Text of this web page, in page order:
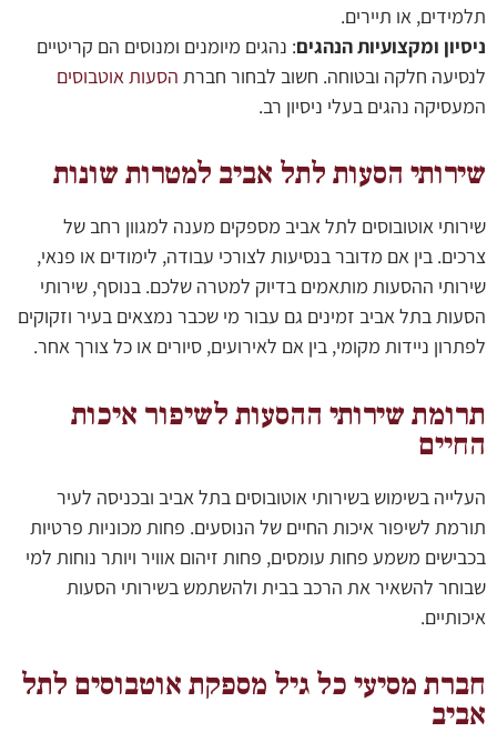
תלמידים, או תיירים.
ניסיון ומקצועיות הנהגים: נהגים מיומנים ומנוסים הם קריטיים
לנסיעה חלקה ובטוחה. חשוב לבחור חברת הסעות אוטבוסים
המעסיקה נהגים בעלי ניסיון רב.
שירותי הסעות לתל אביב למטרות שונות
שירותי אוטובוסים לתל אביב מספקים מענה למגוון רחב של
צרכים. בין אם מדובר בנסיעות לצורכי עבודה, לימודים או פנאי,
שירותי ההסעות מותאמים בדיוק למטרה שלכם. בנוסף, שירותי
הסעות בתל אביב זמינים גם עבור מי שכבר נמצאים בעיר וזקוקים
לפתרון ניידות מקומי, בין אם לאירועים, סיורים או כל צורך אחר.
תרומת שירותי ההסעות לשיפור איכות
החיים
העלייה בשימוש בשירותי אוטובוסים בתל אביב ובכניסה לעיר
תורמת לשיפור איכות החיים של הנוסעים. פחות מכוניות פרטיות
בכבישים משמע פחות עומסים, פחות זיהום אוויר ויותר נוחות למי
שבוחר להשאיר את הרכב בבית ולהשתמש בשירותי הסעות
איכותיים.
חברת מסיעי כל גיל מספקת אוטבוסים לתל
אביב